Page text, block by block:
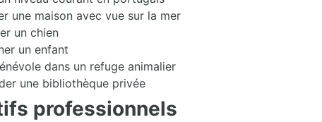
une maison avec vue sur la mer
un chien
un enfant
dans un refuge animalier
une bibliothèque privée
professionnels